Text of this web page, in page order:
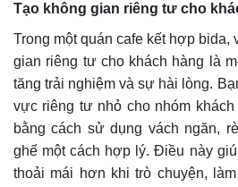
Tạo không gian riêng tư cho
Trong một quán cafe kết hợp bida,
gian riêng tư cho khách hàng là
tăng trải nghiệm và sự hài lòng.
vực riêng tư nhỏ cho nhóm
bằng cách sử dụng vách ngăn,
ghế một cách hợp lý. Điều này
thoải mái hơn khi trò chuyện,